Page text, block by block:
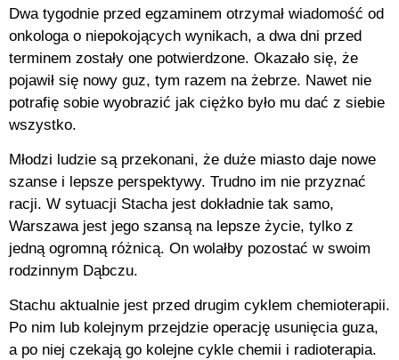
Dwa tygodnie przed egzaminem otrzymał wiadomość od
onkologa o niepokojących wynikach, a dwa dni przed
terminem zostały one potwierdzone. Okazało się, że
pojawił się nowy guz, tym razem na żebrze. Nawet nie
potrafię sobie wyobrazić jak ciężko było mu dać z siebie
wszystko.
Młodzi ludzie są przekonani, że duże miasto daje nowe
szanse i lepsze perspektywy. Trudno im nie przyznać
racji. W sytuacji Stacha jest dokładnie tak samo,
Warszawa jest jego szansą na lepsze życie, tylko z
jedną ogromną różnicą. On wolałby pozostać w swoim
rodzinnym Dąbczu.
Stachu aktualnie jest przed drugim cyklem chemioterapii.
Po nim lub kolejnym przejdzie operację usunięcia guza,
a po niej czekają go kolejne cykle chemii i radioterapia.